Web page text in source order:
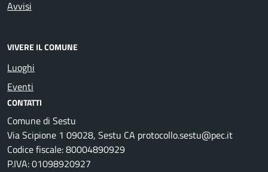
Avvisi
VIVERE IL COMUNE
Luoghi
Eventi
CONTATTI
Comune di Sestu
Via Scipione 1 09028, Sestu CA protocollo.sestu@pec.it
Codice fiscale: 80004890929
P.IVA: 01098920927